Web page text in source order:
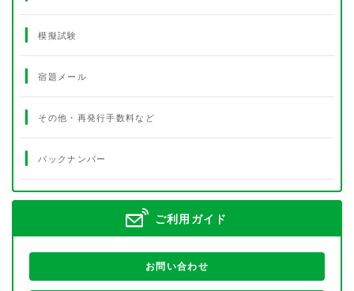
模擬試験
宿題メール
その他・再発行手数料など
バックナンバー
ご利用ガイド
お問い合わせ